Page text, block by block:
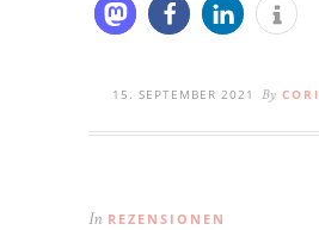
15. SEPTEMBER 2021 By
In REZENSIONEN